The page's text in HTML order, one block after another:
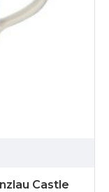
Castle